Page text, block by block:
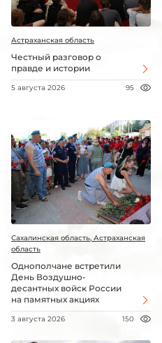
Астраханская область
Честный разговор о
правде и истории
5 августа 2026 95
Сахалинская область, Астраханская
область
Однополчане встретили
День Воздушно-
десантных войск России
на памятных акциях
3 августа 2026 150